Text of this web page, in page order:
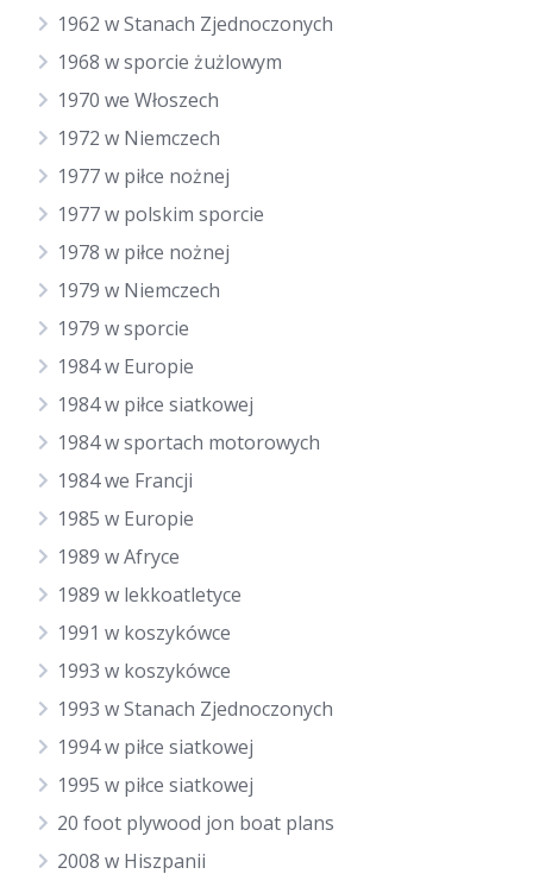
1962 w Stanach Zjednoczonych
1968 w sporcie żużlowym
1970 we Włoszech
1972 w Niemczech
1977 w piłce nożnej
1977 w polskim sporcie
1978 w piłce nożnej
1979 w Niemczech
1979 w sporcie
1984 w Europie
1984 w piłce siatkowej
1984 w sportach motorowych
1984 we Francji
1985 w Europie
1989 w Afryce
1989 w lekkoatletyce
1991 w koszykówce
1993 w koszykówce
1993 w Stanach Zjednoczonych
1994 w piłce siatkowej
1995 w piłce siatkowej
20 foot plywood jon boat plans
2008 w Hiszpanii